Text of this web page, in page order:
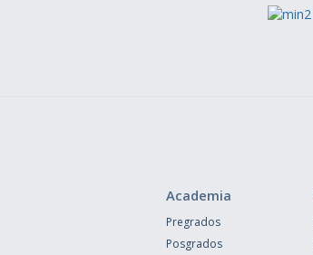
Academia
Pregrados
Posgrados